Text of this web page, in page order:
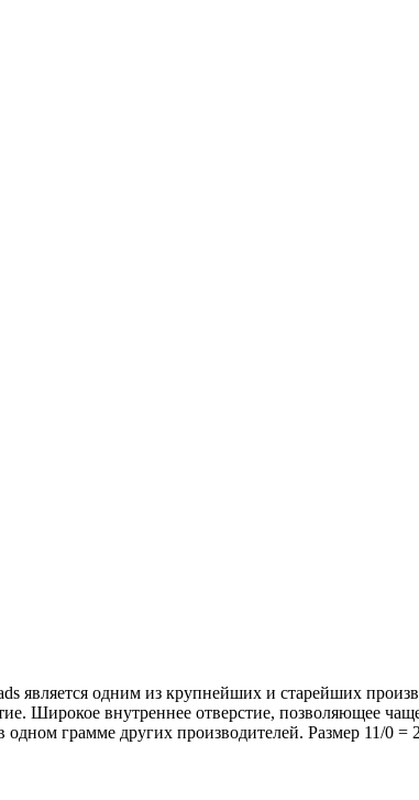
одним из крупнейших и старейших
Широкое внутреннее отверстие, позволяющее
грамме других производителей. Размер 11/0 =